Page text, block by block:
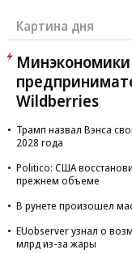
Картина дня
Wildberries
Трамп назвал Вэнса
2028 года
Politico: США
прежнем объеме
В рунете произошел
EUobserver узнал о
млрд из-за жары